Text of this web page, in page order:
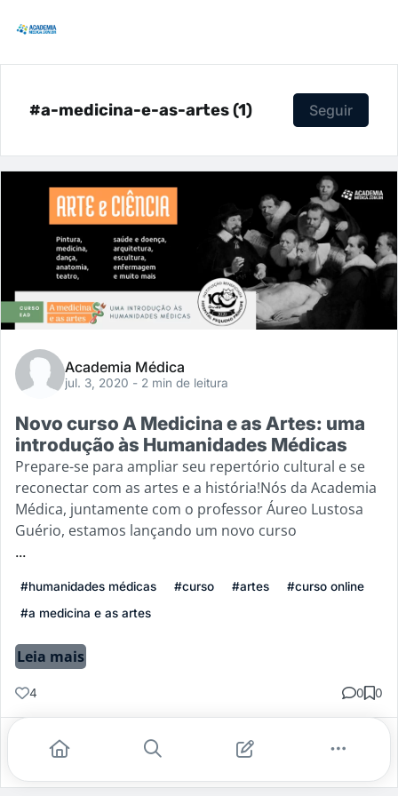
#a-medicina-e-as-artes (1) Seguir
Academia Médica
jul. 3, 2020 - 2 min de leitura
Novo curso A Medicina e as Artes: uma
introdução às Humanidades Médicas
Prepare-se para ampliar seu repertório cultural e se
reconectar com as artes e a história!Nós da Academia
Médica, juntamente com o professor Áureo Lustosa
Guério, estamos lançando um novo curso
...
#humanidades médicas #curso #artes
#curso online
#a medicina e as artes
Leia mais
4 0 0
Gostei Comentar Salvar